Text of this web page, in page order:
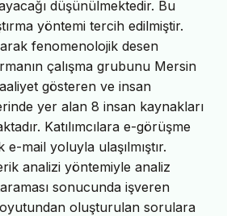
düşünülmektedir. Bu
yöntemi tercih edilmiştir.
fenomenolojik desen
çalışma grubunu Mersin
gösteren ve insan
yer alan 8 insan kaynakları
Katılımcılara e-görüşme
mail yoluyla ulaşılmıştır.
analizi yöntemiyle analiz
sonucunda işveren
oluşturulan sorulara